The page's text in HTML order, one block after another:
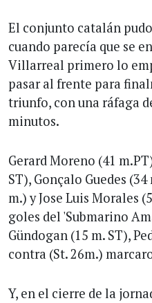
El conjunto catalán
cuando parecía que se
Villarreal primero lo
pasar al frente para
triunfo, con una ráfaga
minutos.
Gerard Moreno (41
ST), Gonçalo Guedes
m.) y Jose Luis Morales
goles del 'Submarino
Gündogan (15 m. ST),
contra (St. 26m.)
Y, en el cierre de la